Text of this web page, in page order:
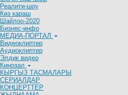
Реалити-шоу
Көз караш
Шайлоо-2020
Бизнес-инфо
МЕДИА-ПОРТАЛ
Видеоклиптер
Аудиоклиптер
Элдик видео
Кинозал
КЫРГЫЗ ТАСМАЛАРЫ
СЕРИАЛДАР
КОНЦЕРТТЕР